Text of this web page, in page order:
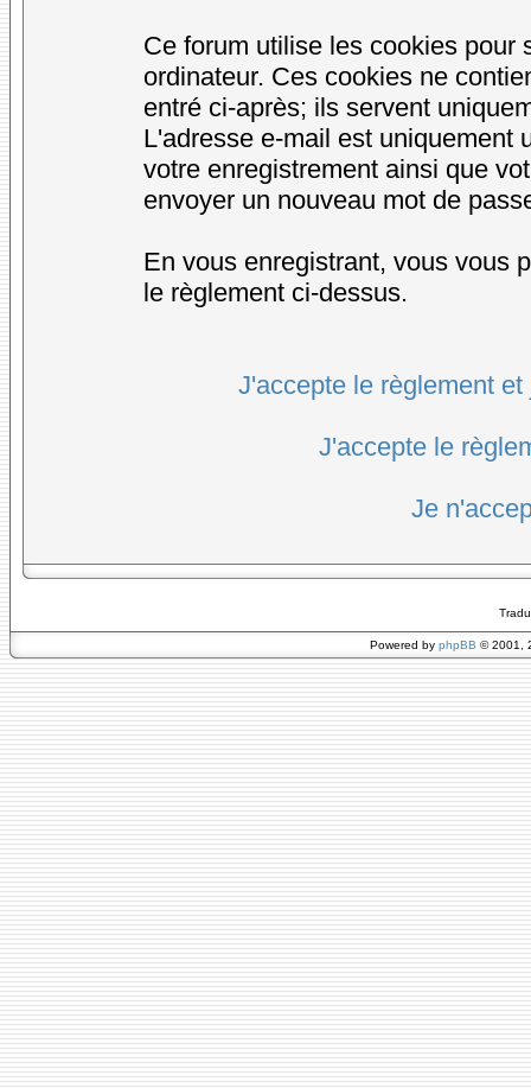
Ce forum utilise les cookies pour
ordinateur. Ces cookies ne
entré ci-après; ils servent
L'adresse e-mail est uniquement
votre enregistrement ainsi que
envoyer un nouveau mot de
En vous enregistrant, vous vous
le règlement ci-dessus.
J'accepte le règlement
J'accepte le
Je
Powered by phpBB © 2001,